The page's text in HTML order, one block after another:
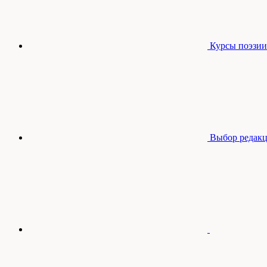
Курсы поэзии
Выбор